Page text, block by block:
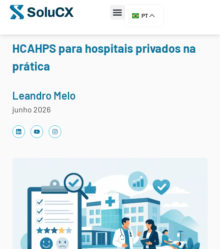
PT
HCAHPS para hospitais privados na
prática
Leandro Melo
junho 2026